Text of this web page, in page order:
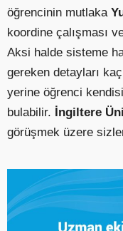
öğrencinin mutlaka
koordine çalışması
Aksi halde sisteme
gereken detayları
yerine öğrenci
bulabilir. İngiltere
görüşmek üzere